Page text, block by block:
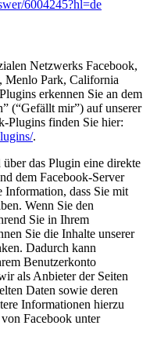
6004245?hl=de
Netzwerks Facebook,
Menlo Park, California
erkennen Sie an dem
(“Gefällt mir”) auf unserer
Plugins finden Sie hier:
.
das Plugin eine direkte
dem Facebook-Server
Information, dass Sie mit
Wenn Sie den
Sie in Ihrem
Sie die Inhalte unserer
Dadurch kann
Benutzerkonto
als Anbieter der Seiten
Daten sowie deren
Informationen hierzu
Facebook unter